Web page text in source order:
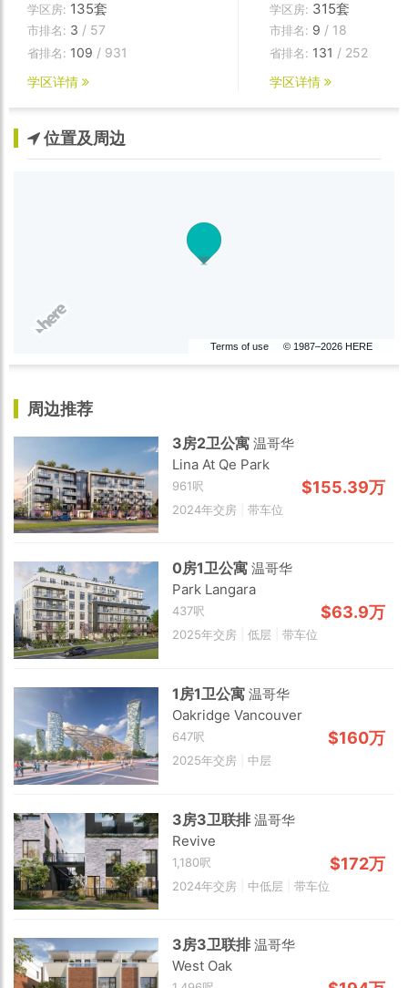
学区房: 135套
市排名: 3 / 57
省排名: 109 / 931
学区详情
学区房: 315套
市排名: 9 / 18
省排名: 131 / 252
学区详情
位置及周边
Terms of use © 1987–2026 HERE
2 km
周边推荐
3房2卫公寓温哥华
Lina At Qe Park
961呎 $155.39万
2024年交房 带车位
0房1卫公寓温哥华
Park Langara
437呎 $63.9万
2025年交房 低层 带车位
1房1卫公寓温哥华
Oakridge Vancouver
647呎 $160万
2025年交房 中层
3房3卫联排温哥华
Revive
1,180呎 $172万
2024年交房 中低层 带车位
3房3卫联排温哥华
West Oak